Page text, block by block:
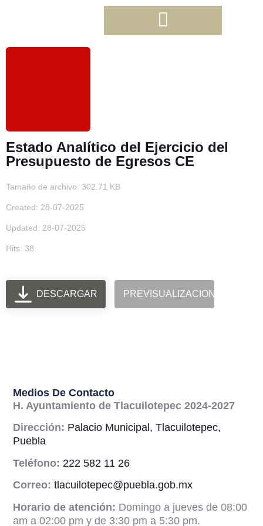
Estado Analítico del Ejercicio del
Presupuesto de Egresos CE
Tamaño de archivo: 302.71 KB
Created: 28-07-2025
Updated: 28-07-2025
Hits: 38
DESCARGAR PREVISUALIZACION
Medios De Contacto
H. Ayuntamiento de Tlacuilotepec 2024-2027
Dirección: Palacio Municipal, Tlacuilotepec,
Puebla
Teléfono: 222 582 11 26
Correo: tlacuilotepec@puebla.gob.mx
Horario de atención: Domingo a jueves de 08:00
am a 02:00 pm y de 3:30 pm a 5:30 pm.